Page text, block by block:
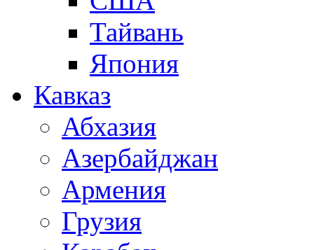
Тайвань
Япония
Кавказ
Абхазия
Азербайджан
Армения
Грузия